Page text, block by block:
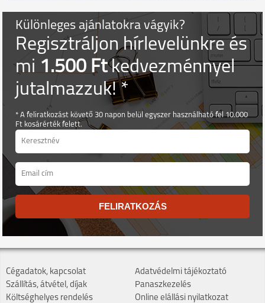
Különleges ajánlatokra vágyik?
Regisztráljon hírlevelünkre és
mi1.500 Ftkedvezménnyel
jutalmazzuk! *
* A feliratkozást követő 30 napon belül egyszer használható fel 10.000
Ft kosárérték felett.
FELIRATKOZÁS
Cégadatok, kapcsolat
Szállítás, átvétel, díjak
Költséghelyes rendelés
Adatvédelmi tájékoztató
Panaszkezelés
Online elállási nyilatkozat